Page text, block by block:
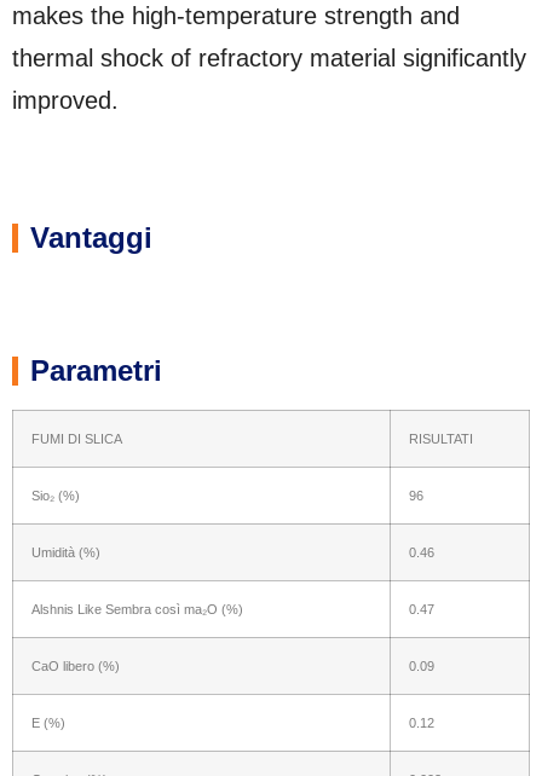
makes the high-temperature strength and
thermal shock of refractory material significantly
improved.
Vantaggi
Parametri
FUMI DI SLICA RISULTATI
Sio₂ (%) 96
Umidità (%) 0.46
Alshnis Like Sembra così ma₂O (%) 0.47
CaO libero (%) 0.09
E (%) 0.12